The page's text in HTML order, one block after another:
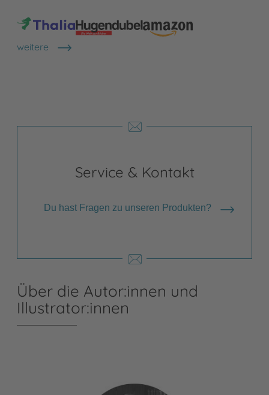
weitere
Shops anzeigen
Service & Kontakt
Du hast Fragen zu unseren Produkten?
Über die Autor:innen und
Illustrator:innen